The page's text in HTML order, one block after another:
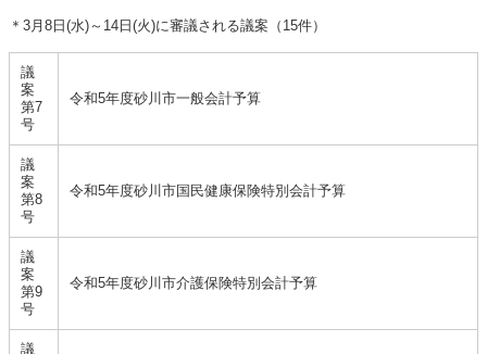
＊3月8日(水)～14日(火)に審議される議案（15件）
議
案
第7
号
令和5年度砂川市一般会計予算
議
案
第8
号
令和5年度砂川市国民健康保険特別会計予算
議
案
第9
号
令和5年度砂川市介護保険特別会計予算
議